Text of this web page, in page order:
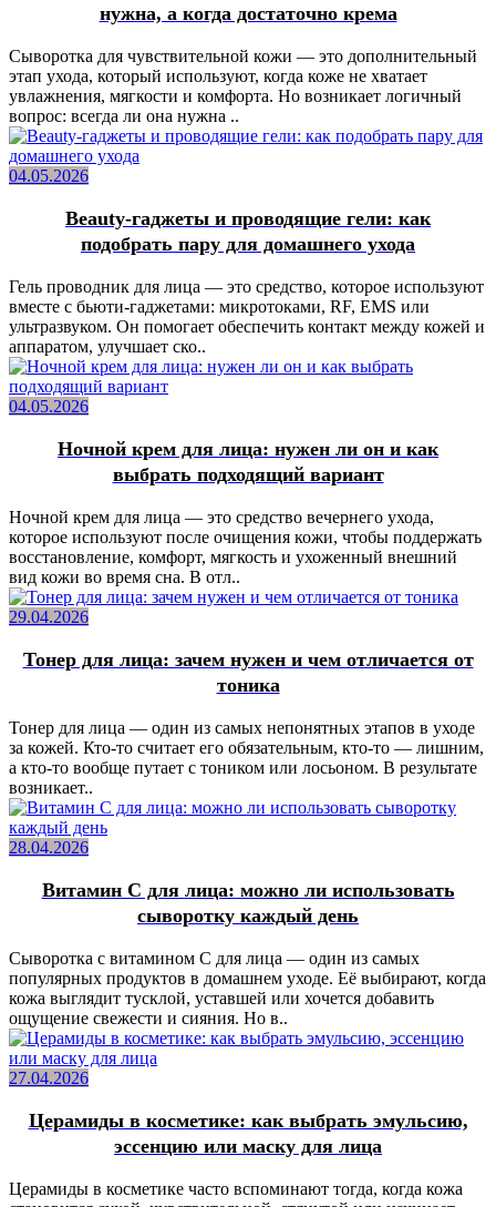
нужна, а когда достаточно крема
Сыворотка для чувствительной кожи — это дополнительный
этап ухода, который используют, когда коже не хватает
увлажнения, мягкости и комфорта. Но возникает логичный
вопрос: всегда ли она нужна ..
04.05.2026
Beauty-гаджеты и проводящие гели: как
подобрать пару для домашнего ухода
Гель проводник для лица — это средство, которое используют
вместе с бьюти-гаджетами: микротоками, RF, EMS или
ультразвуком. Он помогает обеспечить контакт между кожей и
аппаратом, улучшает ско..
04.05.2026
Ночной крем для лица: нужен ли он и как
выбрать подходящий вариант
Ночной крем для лица — это средство вечернего ухода,
которое используют после очищения кожи, чтобы поддержать
восстановление, комфорт, мягкость и ухоженный внешний
вид кожи во время сна. В отл..
29.04.2026
Тонер для лица: зачем нужен и чем отличается от
тоника
Тонер для лица — один из самых непонятных этапов в уходе
за кожей. Кто-то считает его обязательным, кто-то — лишним,
а кто-то вообще путает с тоником или лосьоном. В результате
возникает..
28.04.2026
Витамин C для лица: можно ли использовать
сыворотку каждый день
Сыворотка с витамином C для лица — один из самых
популярных продуктов в домашнем уходе. Её выбирают, когда
кожа выглядит тусклой, уставшей или хочется добавить
ощущение свежести и сияния. Но в..
27.04.2026
Церамиды в косметике: как выбрать эмульсию,
эссенцию или маску для лица
Церамиды в косметике часто вспоминают тогда, когда кожа